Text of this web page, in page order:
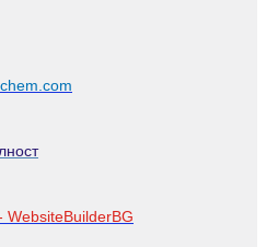
WebsiteBuilderBG